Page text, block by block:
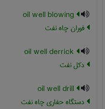
فوران چاه نفت
دکل نفت
دستگاه حفاری چاه نفت